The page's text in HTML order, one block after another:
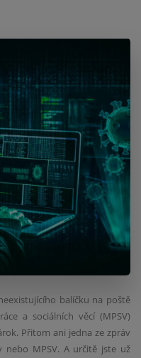
balíčku na poště
a sociálních věcí (MPSV)
Přitom ani jedna ze zpráv
nebo MPSV. A určitě jste už